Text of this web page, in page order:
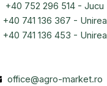
+40 752 296 514 - Jucu
+40 741 136 367 - Unirea
+40 741 136 453 - Unirea
office@agro-market.ro